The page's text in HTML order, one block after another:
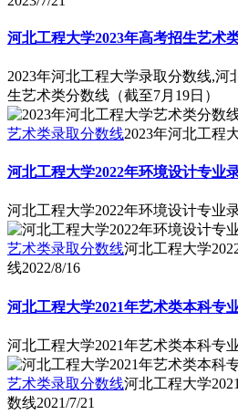
河北工程大学2023年高考招生艺术
2023年河北工程大学录取分数线,河
生艺术类分数线（截至7月19日）
艺术类录取分数线2023年河北工程
河北工程大学2022年环境设计专业
河北工程大学2022年环境设计专业
艺术类录取分数线河北工程大学
线2022/8/16
河北工程大学2021年艺术类本科专
河北工程大学2021年艺术类本科专
艺术类录取分数线河北工程大学
数线2021/7/21